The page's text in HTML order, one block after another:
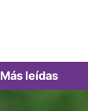
Más leídas